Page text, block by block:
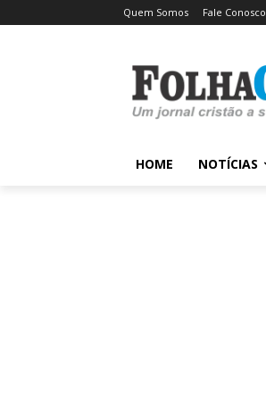
Quem Somos Fale Conosco
HOME NOTÍCIAS